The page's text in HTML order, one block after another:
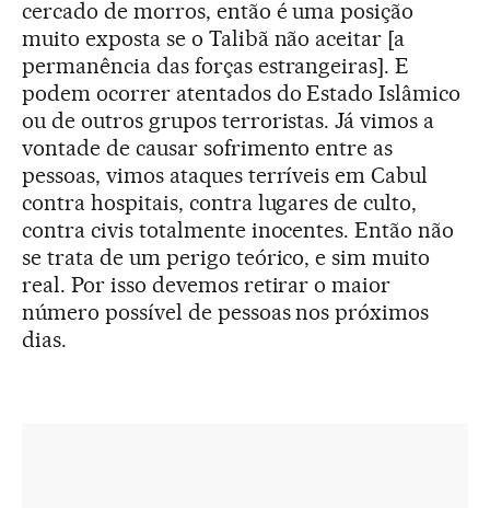
cercado de morros, então é uma posição
muito exposta se o Talibã não aceitar [a
permanência das forças estrangeiras]. E
podem ocorrer atentados do Estado Islâmico
ou de outros grupos terroristas. Já vimos a
vontade de causar sofrimento entre as
pessoas, vimos ataques terríveis em Cabul
contra hospitais, contra lugares de culto,
contra civis totalmente inocentes. Então não
se trata de um perigo teórico, e sim muito
real. Por isso devemos retirar o maior
número possível de pessoas nos próximos
dias.